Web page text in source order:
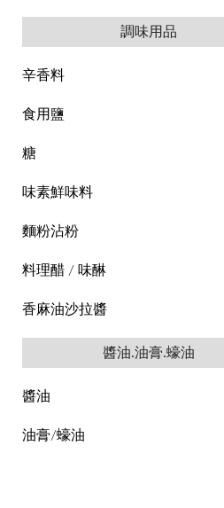
調味用品
辛香料
食用鹽
糖
味素鮮味料
麵粉沾粉
料理醋 / 味醂
香麻油沙拉醬
醬油.油膏.蠔油
醬油
油膏/蠔油